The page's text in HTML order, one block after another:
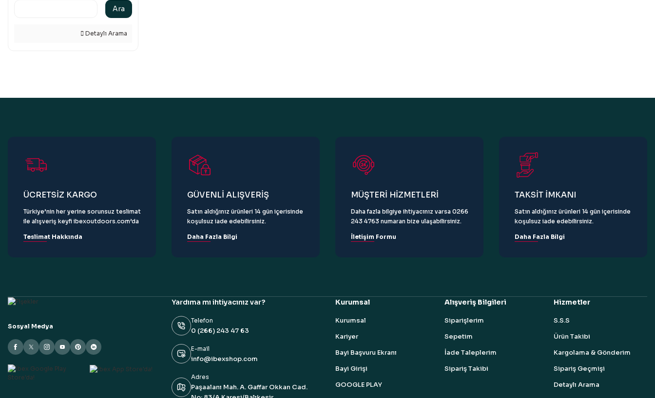
Ara
Detaylı Arama
ÜCRETSİZ KARGO
Türkiye’nin her yerine sorunsuz teslimat
ile alışveriş keyfi ibexoutdoors.com’da
Teslimat Hakkında
GÜVENLİ ALIŞVERİŞ
Satın aldığınız ürünleri 14 gün içerisinde
koşulsuz iade edebilirsiniz.
Daha Fazla Bilgi
MÜŞTERİ HİZMETLERİ
Daha fazla bilgiye ihtiyacınız varsa 0266
243 4763 numaran bize ulaşabilirsiniz.
İletişim Formu
TAKSİT İMKANI
Satın aldığınız ürünleri 14 gün içerisinde
koşulsuz iade edebilirsiniz.
Daha Fazla Bilgi
Sosyal Medya
Yardıma mı ihtiyacınız var?
Telefon
0 (266) 243 47 63
E-mail
info@ibexshop.com
Adres
Paşaalanı Mah. A. Gaffar Okkan Cad.
Kurumsal
Kurumsal
Kariyer
Bayi Başvuru Ekranı
Bayi Girişi
GOOGLE PLAY
Alışveriş Bilgileri
Siparişlerim
Sepetim
İade Taleplerim
Sipariş Takibi
Hizmetler
S.S.S
Ürün Takibi
Kargolama & Gönderim
Sipariş Geçmişi
Detaylı Arama